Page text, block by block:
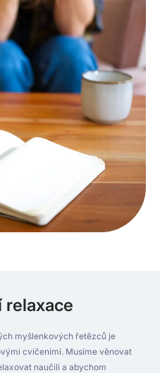
relaxace
myšlenkových řetězců je
cvičeními. Musíme věnovat
naučili a abychom